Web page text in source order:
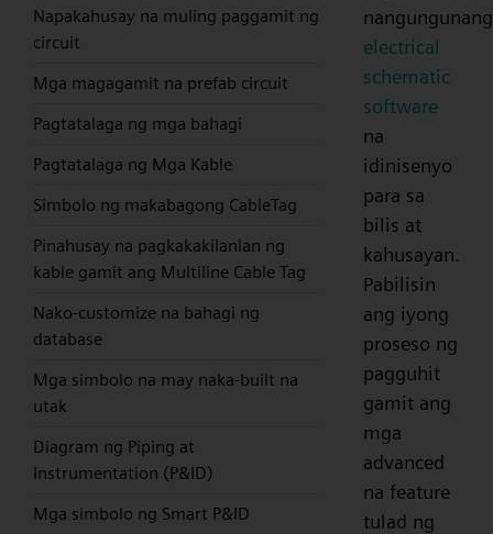
Napakahusay na muling paggamit ng
circuit
Mga magagamit na prefab circuit
Pagtatalaga ng mga bahagi
Pagtatalaga ng Mga Kable
Simbolo ng makabagong CableTag
Pinahusay na pagkakakilanlan ng
kable gamit ang Multiline Cable Tag
Nako-customize na bahagi ng
database
Mga simbolo na may naka-built na
utak
Diagram ng Piping at
Instrumentation (P&ID)
Mga simbolo ng Smart P&ID
nangungunang
electrical
schematic
software
na
idinisenyo
para sa
bilis at
kahusayan.
Pabilisin
ang iyong
proseso ng
pagguhit
gamit ang
mga
advanced
na feature
tulad ng